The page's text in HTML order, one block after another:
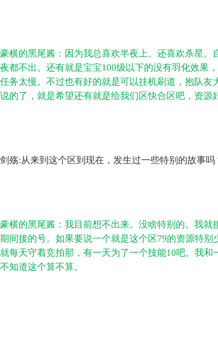
豪横的黑尾酱：因为我总喜欢半夜上。还喜欢杀星。
夜都不出。还有就是宝宝100级以下的没有羽化效果
任务太慢。不过也有好的就是可以挂机刷道，抱队友
说的了，就是希望还有就是给我们区快合区吧，资源
剑殇:从来到这个区到现在，发生过一些特别的故事吗
豪横的黑尾酱：我目前想不出来。没啥特别的。我就
期间接的号。如果要说一个就是这个区79的资源特别
就每天守着竞拍那，有一天为了一个技能10吧。我和
不知道这个算不算。